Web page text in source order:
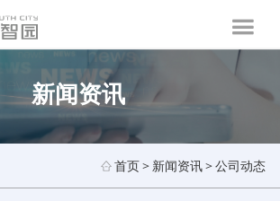
新闻资讯
首页> 新闻资讯>公司动态